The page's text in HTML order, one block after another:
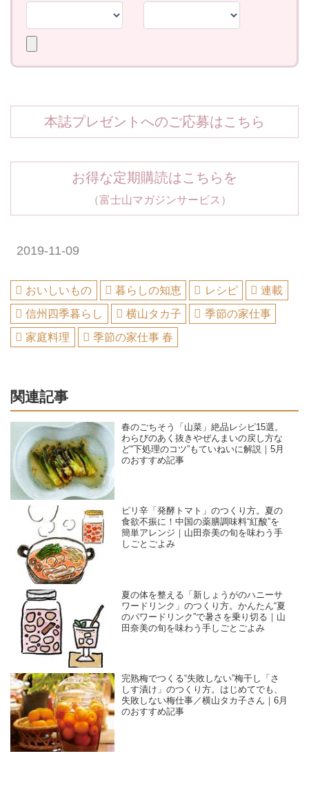
本誌プレゼントへのご応募はこちら
お得な定期購読はこちらを
（富士山マガジンサービス）
2019-11-09
おいしいもの 暮らしの知恵 レシピ
連載
信州四季暮らし
横山タカ子
季節の家仕事
家庭料理
季節の家仕事 春
関連記事
春のごちそう「山菜」絶品レシピ15選。
わらびのあく抜きやぜんまいの戻し方な
ど“下処理のコツ”もていねいに解説｜5月
のおすすめ記事
ピリ辛「発酵トマト」のつくり方。夏の
食欲不振に！中国の薬膳調味料“紅酸”を
簡単アレンジ｜山田奈美の旬を味わう手
しごとごよみ
夏の体を整える「新しょうがのハニーサ
ワードリンク」のつくり方。かんたん“夏
のパワードリンク”で暑さを乗り切る｜山
田奈美の旬を味わう手しごとごよみ
完熟梅でつくる“失敗しない”梅干し「さ
しす漬け」のつくり方。はじめてでも、
失敗しない梅仕事／横山タカ子さん｜6月
のおすすめ記事